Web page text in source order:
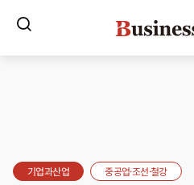
기업과산업 중공업·조선·철강